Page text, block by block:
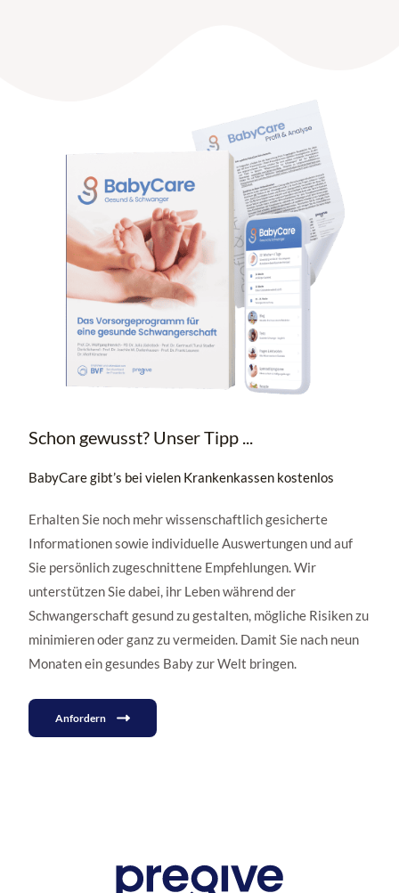
Schon gewusst? Unser Tipp ...
BabyCare gibt’s bei vielen Krankenkassen kostenlos
Erhalten Sie noch mehr wissenschaftlich gesicherte
Informationen sowie individuelle Auswertungen und auf
Sie persönlich zugeschnittene Empfehlungen. Wir
unterstützen Sie dabei, ihr Leben während der
Schwangerschaft gesund zu gestalten, mögliche Risiken zu
minimieren oder ganz zu vermeiden. Damit Sie nach neun
Monaten ein gesundes Baby zur Welt bringen.
Anfordern